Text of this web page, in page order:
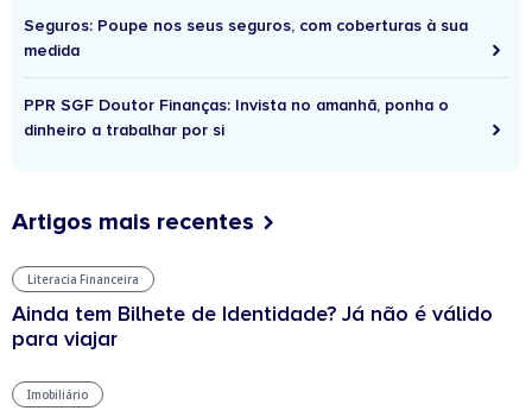
Seguros: Poupe nos seus seguros, com coberturas à sua
medida
PPR SGF Doutor Finanças: Invista no amanhã, ponha o
dinheiro a trabalhar por si
Artigos mais recentes
Literacia Financeira
Ainda tem Bilhete de Identidade? Já não é válido
para viajar
Imobiliário